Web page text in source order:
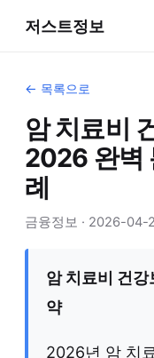
저스트정보
← 목록으로
암 치료비
2026 완벽
례
금융정보 · 2026-04-
암 치료비 건
약
2026년 암 치